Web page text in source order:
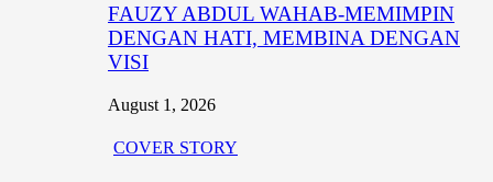
FAUZY ABDUL WAHAB-MEMIMPIN
DENGAN HATI, MEMBINA DENGAN
VISI
August 1, 2026
COVER STORY